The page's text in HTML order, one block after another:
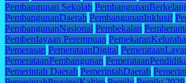
Pembangunan Sekolah
PembangunanDaerah PembangunanInklusif
PembangunanNasional Pembekalan
Pemberdayaan Perempuan
Pemerasan PemerataanDigital
PemerataanPembangunan
Pemerintah Daerah PemerintahDaerah